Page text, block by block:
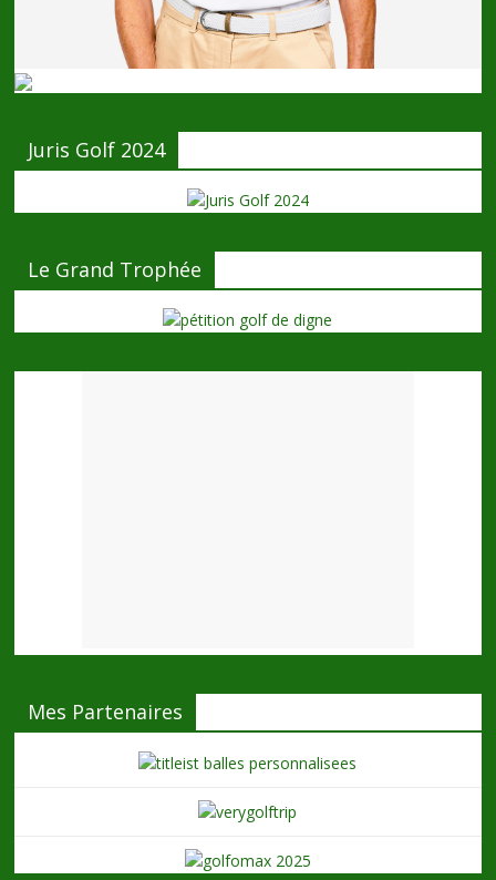
Juris Golf 2024
Le Grand Trophée
Mes Partenaires